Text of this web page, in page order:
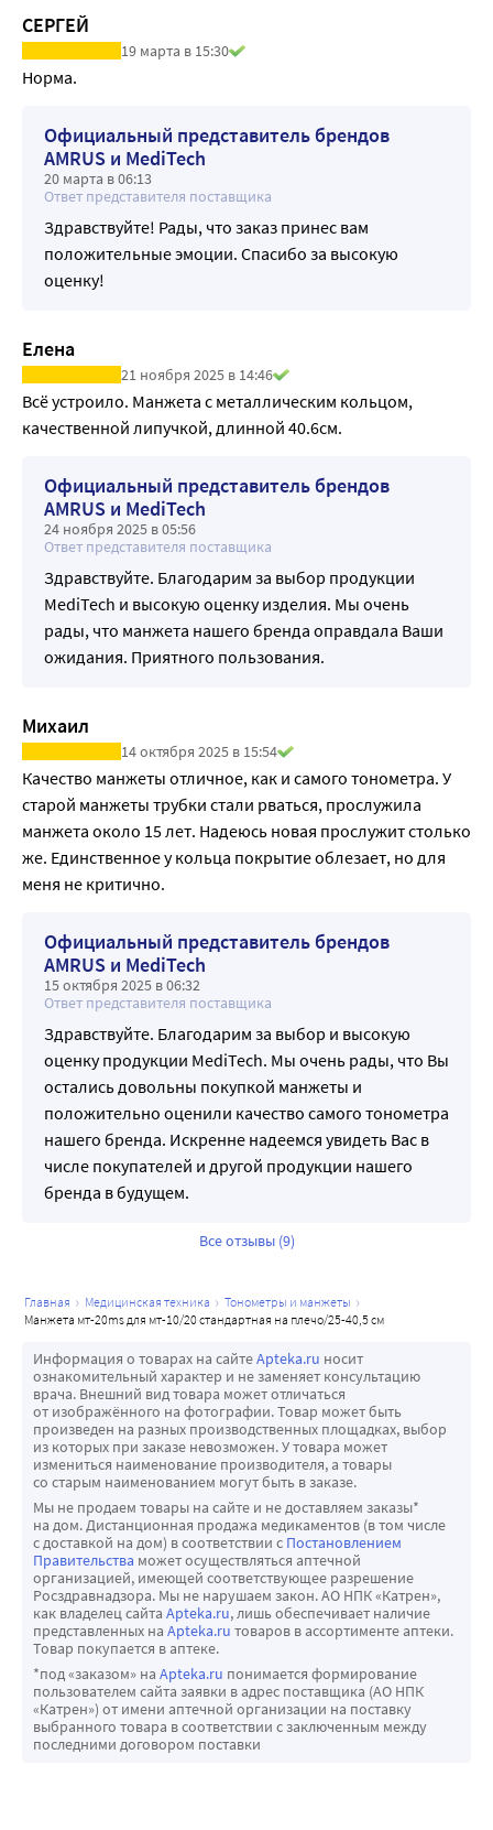
СЕРГЕЙ
19 марта в 15:30
Норма.
Официальный представитель брендов
AMRUS и MediTech
20 марта в 06:13
Ответ представителя поставщика
Здравствуйте! Рады, что заказ принес вам
положительные эмоции. Спасибо за высокую
оценку!
Елена
21 ноября 2025 в 14:46
Всё устроило. Манжета с металлическим кольцом,
качественной липучкой, длинной 40.6см.
Официальный представитель брендов
AMRUS и MediTech
24 ноября 2025 в 05:56
Ответ представителя поставщика
Здравствуйте. Благодарим за выбор продукции
MediTech и высокую оценку изделия. Мы очень
рады, что манжета нашего бренда оправдала Ваши
ожидания. Приятного пользования.
Михаил
14 октября 2025 в 15:54
Качество манжеты отличное, как и самого тонометра. У
старой манжеты трубки стали рваться, прослужила
манжета около 15 лет. Надеюсь новая прослужит столько
же. Единственное у кольца покрытие облезает, но для
меня не критично.
Официальный представитель брендов
AMRUS и MediTech
15 октября 2025 в 06:32
Ответ представителя поставщика
Здравствуйте. Благодарим за выбор и высокую
оценку продукции MediTech. Мы очень рады, что Вы
остались довольны покупкой манжеты и
положительно оценили качество самого тонометра
нашего бренда. Искренне надеемся увидеть Вас в
числе покупателей и другой продукции нашего
бренда в будущем.
Все отзывы (9)
главная медицинская техника
тонометры и манжеты
манжета мт-20ms для мт-10/20 стандартная на плечо/25-40,5 см
Информация о товарах на сайтеApteka.ru носит
ознакомительный характер и не заменяет консультацию
врача. Внешний вид товара может отличаться
от изображённого на фотографии. Товар может быть
произведен на разных производственных площадках, выбор
из которых при заказе невозможен. У товара может
измениться наименование производителя, а товары
со старым наименованием могут быть в заказе.
Мы не продаем товары на сайте и не доставляем заказы*
на дом. Дистанционная продажа медикаментов (в том числе
с доставкой на дом) в соответствии с Постановлением
Правительства может осуществляться аптечной
организацией, имеющей соответствующее разрешение
Росздравнадзора. Мы не нарушаем закон. АО НПК «Катрен»,
как владелец сайта Apteka.ru, лишь обеспечивает наличие
представленных на Apteka.ru товаров в ассортименте аптеки.
Товар покупается в аптеке.
*под «заказом» на Apteka.ru понимается формирование
пользователем сайта заявки в адрес поставщика (АО НПК
«Катрен») от имени аптечной организации на поставку
выбранного товара в соответствии с заключенным между
последними договором поставки